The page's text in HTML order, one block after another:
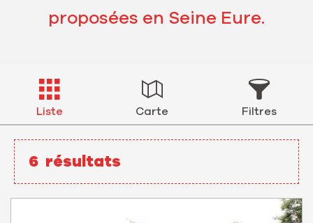
proposées en Seine Eure.
Liste Carte Filtres
6 résultats